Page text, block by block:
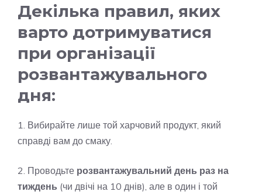
Декілька правил, яких
варто дотримуватися
при організації
розвантажувального
дня:
1. Вибирайте лише той харчовий продукт, який
справді вам до смаку.
2. Проводьте розвантажувальний день раз на
тиждень (чи двічі на 10 днів), але в один і той